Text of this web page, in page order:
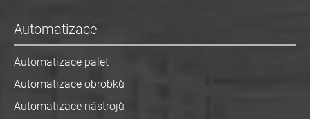
Automatizace
Automatizace palet
Automatizace obrobků
Automatizace nástrojů